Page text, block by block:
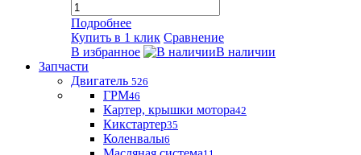
Подробнее
Купить в 1 клик Сравнение
В избранное
В наличии
Запчасти
Двигатель 526
ГРМ46
Картер, крышки мотора42
Кикстартер35
Коленвалы6